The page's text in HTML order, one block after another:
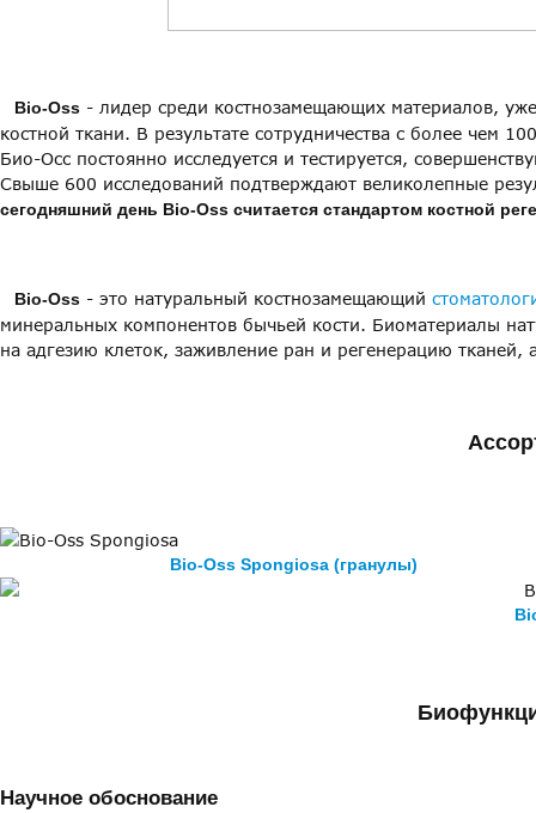
Bio-Oss - лидер среди костнозамещающих материалов,
костной ткани. В результате сотрудничества с более чем
Био-Осс постоянно исследуется и тестируется,
Свыше 600 исследований подтверждают великолепные
сегодняшний день Bio-Oss считается стандартом костной
Bio-Oss - это натуральный костнозамещающий
минеральных компонентов бычьей кости. Биоматериалы
на адгезию клеток, заживление ран и регенерацию
Bio-Oss Spongiosa (гранулы)
Научное обоснование